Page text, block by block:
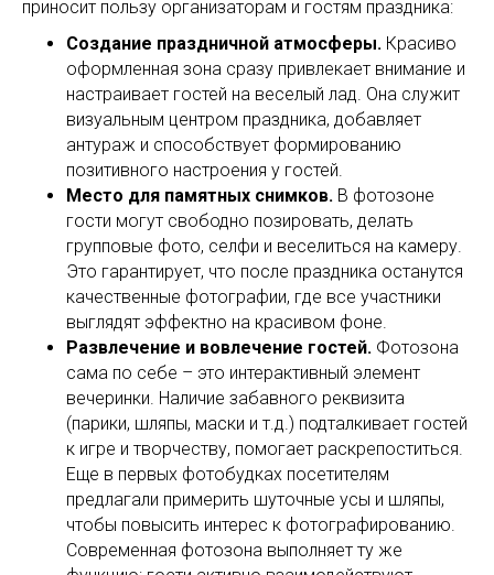
приносит пользу организаторам и гостям праздника:
Создание праздничной атмосферы. Красиво
оформленная зона сразу привлекает внимание и
настраивает гостей на веселый лад. Она служит
визуальным центром праздника, добавляет
антураж и способствует формированию
позитивного настроения у гостей.
Место для памятных снимков. В фотозоне
гости могут свободно позировать, делать
групповые фото, селфи и веселиться на камеру.
Это гарантирует, что после праздника останутся
качественные фотографии, где все участники
выглядят эффектно на красивом фоне.
Развлечение и вовлечение гостей. Фотозона
сама по себе – это интерактивный элемент
вечеринки. Наличие забавного реквизита
(парики, шляпы, маски и т.д.) подталкивает гостей
к игре и творчеству, помогает раскрепоститься.
Еще в первых фотобудках посетителям
предлагали примерить шуточные усы и шляпы,
чтобы повысить интерес к фотографированию.
Современная фотозона выполняет ту же